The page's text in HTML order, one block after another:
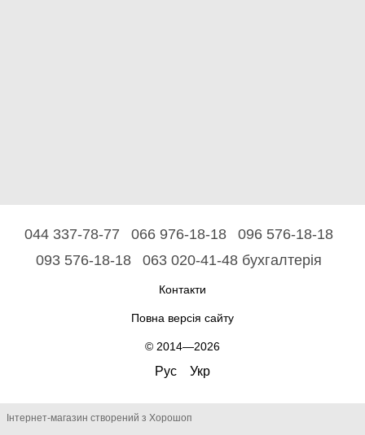
044 337-78-77 066 976-18-18
096 576-18-18
093 576-18-18
063 020-41-48 бухгалтерія
Контакти
Повна версія сайту
© 2014—2026
Рус Укр
Інтернет-магазин створений з Хорошоп